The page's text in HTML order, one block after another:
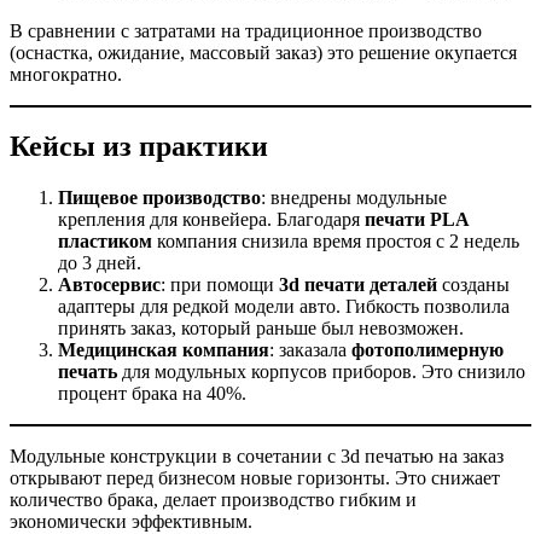
В сравнении с затратами на традиционное производство
(оснастка, ожидание, массовый заказ) это решение окупается
многократно.
Кейсы из практики
Пищевое производство: внедрены модульные
крепления для конвейера. Благодаря печати PLA
пластиком компания снизила время простоя с 2 недель
до 3 дней.
Автосервис: при помощи 3d печати деталей созданы
адаптеры для редкой модели авто. Гибкость позволила
принять заказ, который раньше был невозможен.
Медицинская компания: заказала фотополимерную
печать для модульных корпусов приборов. Это снизило
процент брака на 40%.
Модульные конструкции в сочетании с 3d печатью на заказ
открывают перед бизнесом новые горизонты. Это снижает
количество брака, делает производство гибким и
экономически эффективным.